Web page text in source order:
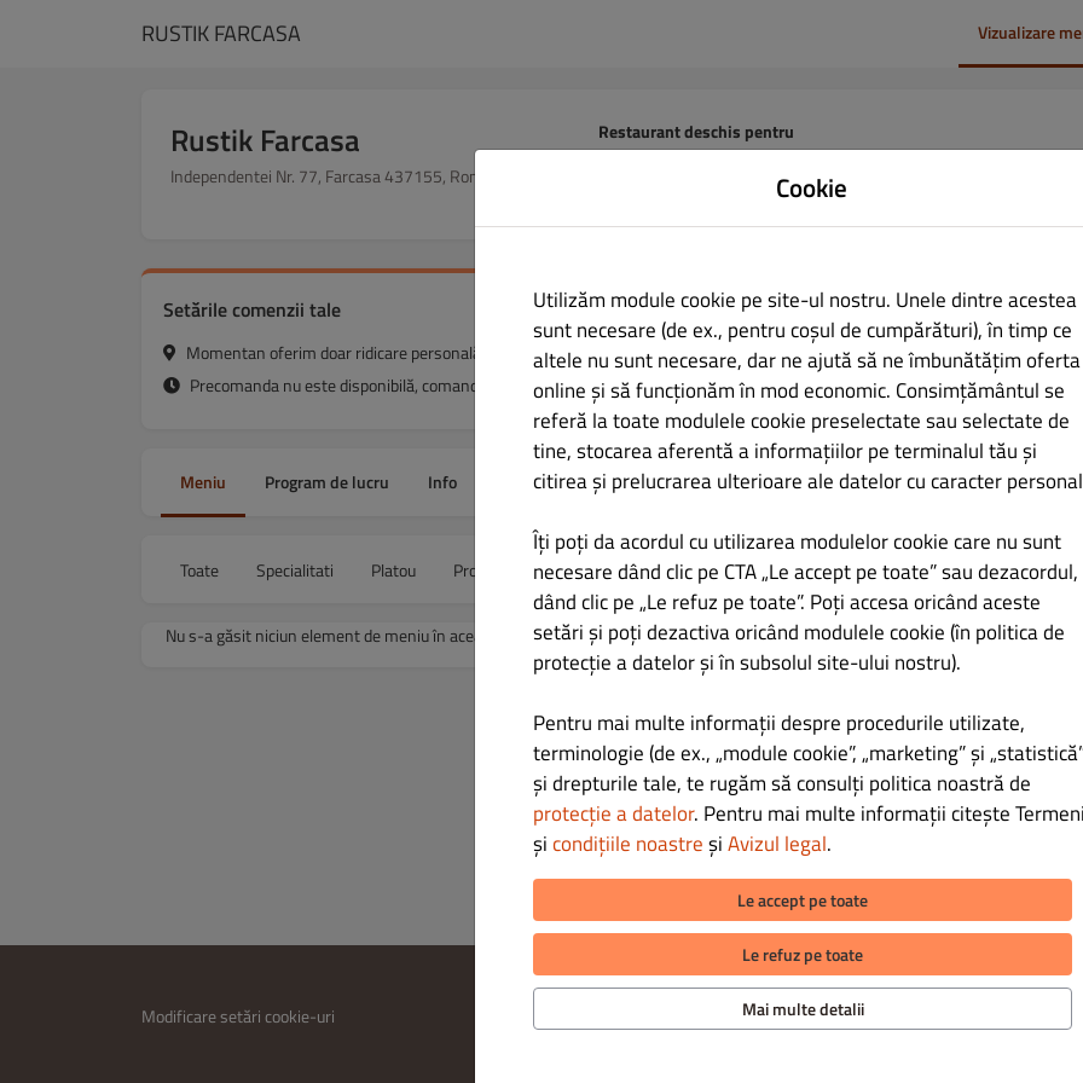
RUSTIK FARCASA Vizualizare
Rustik Farcasa
Independentei Nr. 77, Farcasa 437155, Romania
Restaurant deschis pentru
Comenzi online (Ridicare):
07:30 - 22:00
Setările comenzii tale
Momentan oferim doar ridicare personală.
Precomanda nu este disponibilă, comanda ta va fi gata în 35 minute.
Meniu Program de lucru Info
Toate Specialitati Platou Produse Tradiționale Antreuri Mic dejun Ciorbe Preparate culinare
Nu s-a găsit niciun element de meniu în această categorie.
Modificare setări cookie-uri
METODE DE PLATĂ PENTRU
Cookie
Utilizăm module cookie pe site-ul nostru. Unele dintre acestea
sunt necesare (de ex., pentru coșul de cumpărături), în timp ce
altele nu sunt necesare, dar ne ajută să ne îmbunătățim oferta
online și să funcționăm în mod economic. Consimțământul se
referă la toate modulele cookie preselectate sau selectate de
tine, stocarea aferentă a informațiilor pe terminalul tău și
citirea și prelucrarea ulterioare ale datelor cu caracter
Îți poți da acordul cu utilizarea modulelor cookie care nu sunt
necesare dând clic pe CTA „Le accept pe toate” sau dezacordul,
dând clic pe „Le refuz pe toate”. Poți accesa oricând aceste
setări și poți dezactiva oricând modulele cookie (în politica de
protecție a datelor și în subsolul site-ului nostru).
Pentru mai multe informații despre procedurile utilizate,
terminologie (de ex., „module cookie”, „marketing” și
și drepturile tale, te rugăm să consulți politica noastră de
protecție a datelor. Pentru mai multe informații citește
șicondițiile noastreșiAvizul legal.
Le accept pe toate
Le refuz pe toate
Mai multe detalii